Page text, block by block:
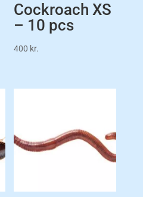
Cockroach XS
– 10 pcs
400 kr.